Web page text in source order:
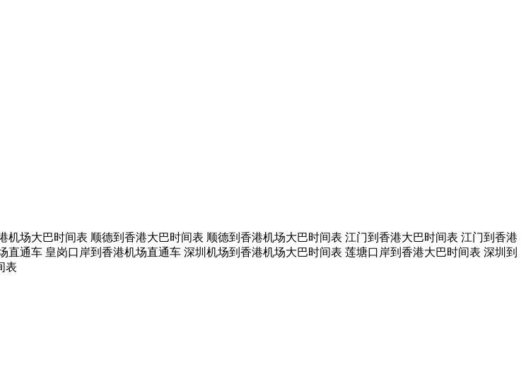
场大巴时间表 顺德到香港大巴时间表 顺德到香港机场大巴时间表 江门到香港大巴时间表 江门到香港
通车 皇岗口岸到香港机场直通车 深圳机场到香港机场大巴时间表 莲塘口岸到香港大巴时间表 深圳到
表